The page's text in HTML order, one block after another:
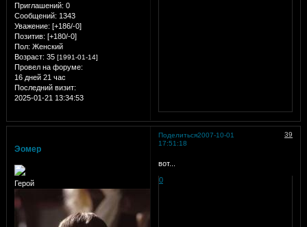
Приглашений: 0
Сообщений: 1343
Уважение: [+186/-0]
Позитив: [+180/-0]
Пол: Женский
Возраст: 35 [1991-01-14]
Провел на форуме:
16 дней 21 час
Последний визит:
2025-01-21 13:34:53
Поделиться 39
2007-10-01
17:51:18
Эомер
Герой
вот...
0